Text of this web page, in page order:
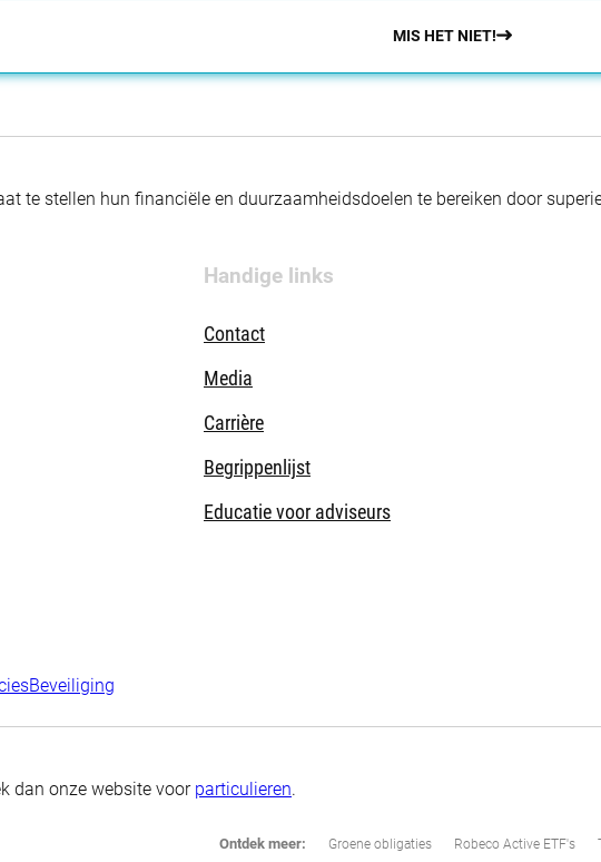
MIS HET NIET!
te stellen hun financiële en duurzaamheidsdoelen te bereiken door
Handige links
Contact
Media
Carrière
Begrippenlijst
Educatie voor adviseurs
Beveiliging
dan onze website voor particulieren.
Ontdek meer: Groene obligaties Robeco Active ETF's